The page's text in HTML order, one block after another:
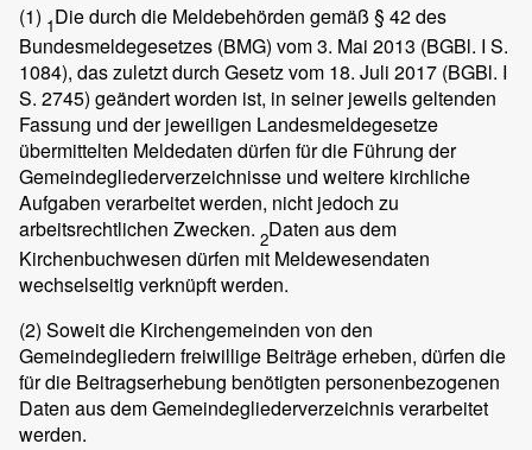
(1) 1Die durch die Meldebehörden gemäß § 42 des
Bundesmeldegesetzes (BMG) vom 3. Mai 2013 (BGBl. I S.
1084), das zuletzt durch Gesetz vom 18. Juli 2017 (BGBl. I
S. 2745) geändert worden ist, in seiner jeweils geltenden
Fassung und der jeweiligen Landesmeldegesetze
übermittelten Meldedaten dürfen für die Führung der
Gemeindegliederverzeichnisse und weitere kirchliche
Aufgaben verarbeitet werden, nicht jedoch zu
arbeitsrechtlichen Zwecken. 2Daten aus dem
Kirchenbuchwesen dürfen mit Meldewesendaten
wechselseitig verknüpft werden.
(2) Soweit die Kirchengemeinden von den
Gemeindegliedern freiwillige Beiträge erheben, dürfen die
für die Beitragserhebung benötigten personenbezogenen
Daten aus dem Gemeindegliederverzeichnis verarbeitet
werden.